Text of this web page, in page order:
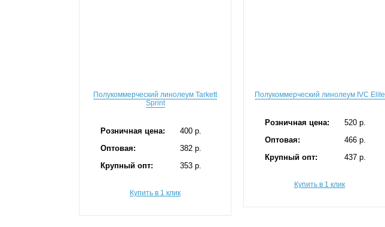
Полукоммерческий линолеум Tarkett
Sprint
Розничная цена:
400 p.
Оптовая:
382 p.
Крупный опт:
353 p.
Купить в 1 клик
Полукоммерческий линолеум IVC Elite
Розничная цена:
520 p.
Оптовая:
466 p.
Крупный опт:
437 p.
Купить в 1 клик